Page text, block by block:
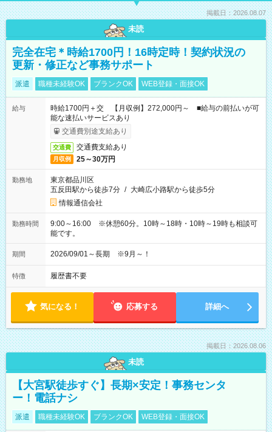
掲載日：2026.08.07
未読
完全在宅＊時給1700円！16時定時！契約状況の
更新・修正など事務サポート
派遣 職種未経験OK ブランクOK WEB登録・面接OK
給与
時給1700円＋交 【月収例】272,000円～ ■給与の前払いが可
能な速払いサービスあり
交通費別途支給あり
交通費 交通費支給あり
月収例 25～30万円
勤務地
東京都品川区
五反田駅から徒歩7分 / 大崎広小路駅から徒歩5分
情報通信会社
勤務時間
9:00～16:00 ※休憩60分。10時～18時・10時～19時も相談可
能です。
期間 2026/09/01～長期 ※9月～！
特徴 履歴書不要
気になる！ 応募する 詳細へ
掲載日：2026.08.06
未読
【大宮駅徒歩すぐ】長期×安定！事務センタ
ー！電話ナシ
派遣 職種未経験OK ブランクOK WEB登録・面接OK